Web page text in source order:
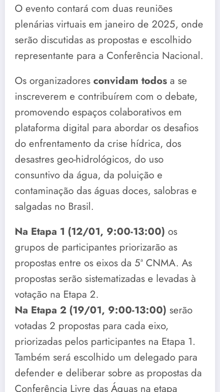
O evento contará com duas reuniões
plenárias virtuais em janeiro de 2025, onde
serão discutidas as propostas e escolhido
representante para a Conferência Nacional.
Os organizadores convidam todos a se
inscreverem e contribuírem com o debate,
promovendo espaços colaborativos em
plataforma digital para abordar os desafios
do enfrentamento da crise hídrica, dos
desastres geo-hidrológicos, do uso
consuntivo da água, da poluição e
contaminação das águas doces, salobras e
salgadas no Brasil.
Na Etapa 1 (12/01, 9:00-13:00) os
grupos de participantes priorizarão as
propostas entre os eixos da 5ª CNMA. As
propostas serão sistematizadas e levadas à
votação na Etapa 2.
Na Etapa 2 (19/01, 9:00-13:00) serão
votadas 2 propostas para cada eixo,
priorizadas pelos participantes na Etapa 1.
Também será escolhido um delegado para
defender e deliberar sobre as propostas da
Conferência Livre das Águas na etapa